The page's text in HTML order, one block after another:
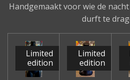
Handgemaakt voor wie de
durft te
Limited
edition
Limited
edition